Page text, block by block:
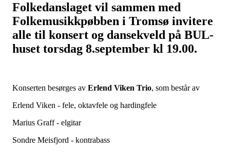
Folkedanslaget vil sammen med
Folkemusikkpøbben i Tromsø invitere
alle til konsert og dansekveld på BUL-
huset torsdag 8.september kl 19.00.
Konserten besørges av Erlend Viken Trio, som består av
Erlend Viken - fele, oktavfele og hardingfele
Marius Graff - elgitar
Sondre Meisfjord - kontrabass